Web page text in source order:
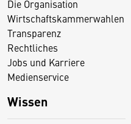
Die Organisation
Wirtschaftskammerwahlen
Transparenz
Rechtliches
Jobs und Karriere
Medienservice
Wissen